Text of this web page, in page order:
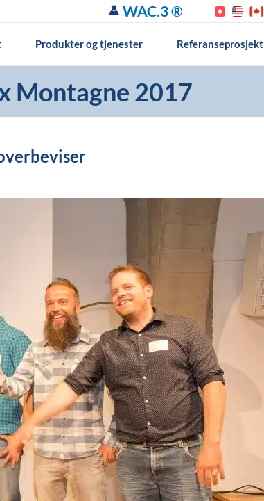
WAC.3 ®
Produkter og tjenester Referanseprosjekt
Montagne 2017